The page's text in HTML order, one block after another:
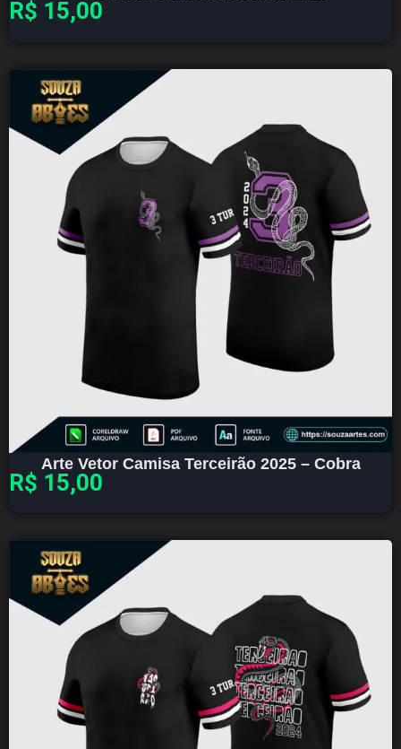
R$ 15,00
Arte Vetor Camisa Terceirão 2025 – Cobra
R$ 15,00